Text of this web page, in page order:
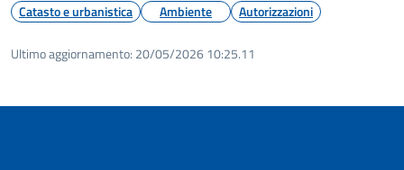
Catasto e urbanistica Ambiente Autorizzazioni
Ultimo aggiornamento: 20/05/2026 10:25.11